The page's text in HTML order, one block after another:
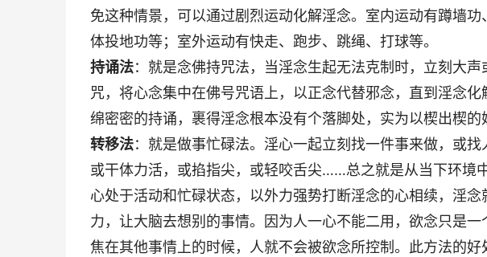
免这种情景，可以通过剧烈运动化解淫念。室内运动有蹲墙
体投地功等；室外运动有快走、跑步、跳绳、打球等。
持诵法：就是念佛持咒法，当淫念生起无法克制时，立刻大
咒，将心念集中在佛号咒语上，以正念代替邪念，直到淫念
绵密密的持诵，裹得淫念根本没有个落脚处，实为以楔出楔的
转移法：就是做事忙碌法。淫心一起立刻找一件事来做，或找
或干体力活，或掐指尖，或轻咬舌尖……总之就是从当下环境
心处于活动和忙碌状态，以外力强势打断淫念的心相续，淫
力，让大脑去想别的事情。因为人一心不能二用，欲念只是
焦在其他事情上的时候，人就不会被欲念所控制。此方法的